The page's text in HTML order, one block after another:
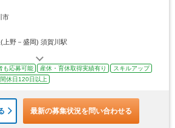
市
(上野－盛岡) 須賀川駅
も応募可能 産休・育休取得実績有り
スキルアップ
休日120日以上
最新の募集状況を問い合わせる